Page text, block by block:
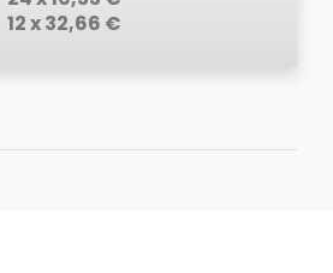
12 x 32,66 €